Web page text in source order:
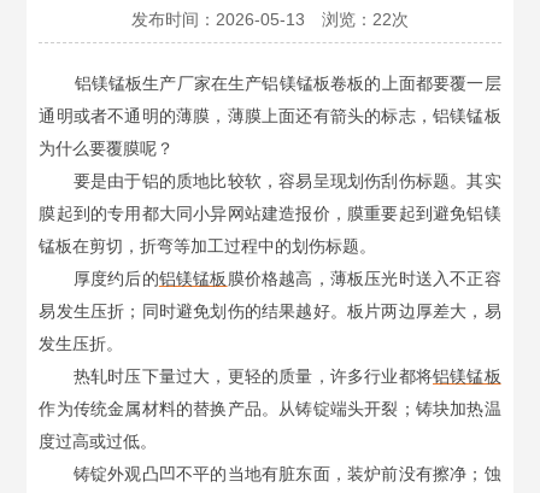
发布时间：2026-05-13 浏览： 22次
铝镁锰板生产厂家在生产铝镁锰板卷板的上面都要覆一层
通明或者不通明的薄膜，薄膜上面还有箭头的标志，铝镁锰板
为什么要覆膜呢？
要是由于铝的质地比较软，容易呈现划伤刮伤标题。其实
膜起到的专用都大同小异网站建造报价，膜重要起到避免铝镁
锰板在剪切，折弯等加工过程中的划伤标题。
厚度约后的铝镁锰板 膜价格越高，薄板压光时送入不正容
易发生压折；同时避免划伤的结果越好。板片两边厚差大，易
发生压折。
热轧时压下量过大，更轻的质量，许多行业都将铝镁锰板
作为传统金属材料的替换产品。从铸锭端头开裂；铸块加热温
度过高或过低。
铸锭外观凸凹不平的当地有脏东面，装炉前没有擦净；蚀